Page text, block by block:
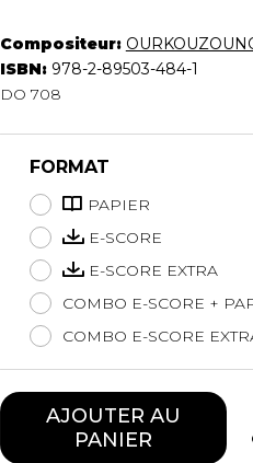
Luth
Mandoline
Orgue
Saxophone
Trombone
Trompette
Tuba
Ukulélé
Violon
Violoncelle
Compositeur:
ISBN: 978-2-89503-484-1
DO 708
FORMAT
PAPIER
E-SCORE
E-SCORE EXTRA
COMBO E-SCORE +
COMBO E-SCORE
AJOUTER AU
PANIER